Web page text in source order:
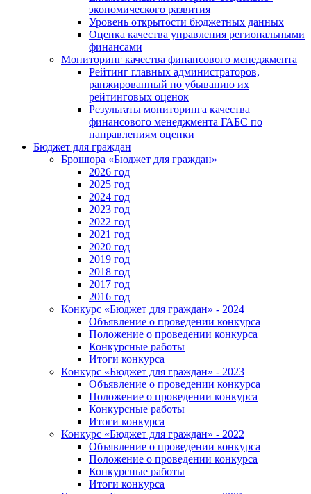
экономического развития
Уровень открытости бюджетных данных
Оценка качества управления региональными
финансами
Мониторинг качества финансового менеджмента
Рейтинг главных администраторов,
ранжированный по убыванию их
рейтинговых оценок
Результаты мониторинга качества
финансового менеджмента ГАБС по
направлениям оценки
Бюджет для граждан
Брошюра «Бюджет для граждан»
2026 год
2025 год
2024 год
2023 год
2022 год
2021 год
2020 год
2019 год
2018 год
2017 год
2016 год
Конкурс «Бюджет для граждан» - 2024
Объявление о проведении конкурса
Положение о проведении конкурса
Конкурсные работы
Итоги конкурса
Конкурс «Бюджет для граждан» - 2023
Объявление о проведении конкурса
Положение о проведении конкурса
Конкурсные работы
Итоги конкурса
Конкурс «Бюджет для граждан» - 2022
Объявление о проведении конкурса
Положение о проведении конкурса
Конкурсные работы
Итоги конкурса